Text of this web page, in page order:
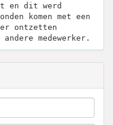
en dit werd
komen met een
ontzetten
medewerker.